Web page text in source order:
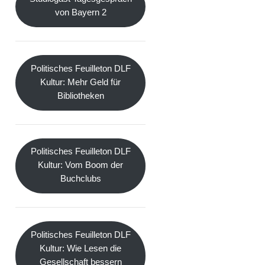
von Bayern 2
Politisches Feuilleton DLF
Kultur: Mehr Geld für
Bibliotheken
Politisches Feuilleton DLF
Kultur: Vom Boom der
Buchclubs
Politisches Feuilleton DLF
Kultur: Wie Lesen die
Gesellschaft bessern